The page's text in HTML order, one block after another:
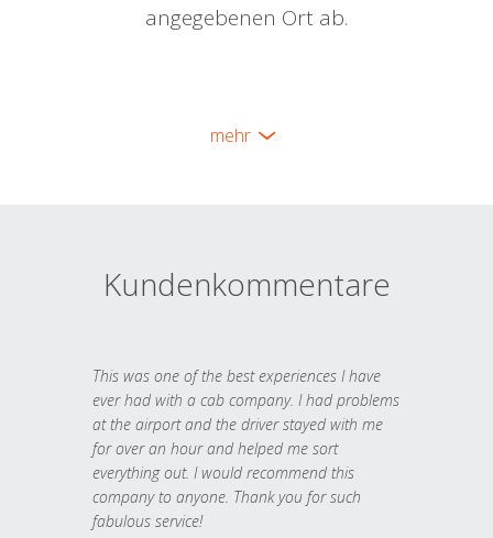
angegebenen Ort ab.
mehr
Kundenkommentare
This was one of the best experiences I have
ever had with a cab company. I had problems
at the airport and the driver stayed with me
for over an hour and helped me sort
everything out. I would recommend this
company to anyone. Thank you for such
fabulous service!